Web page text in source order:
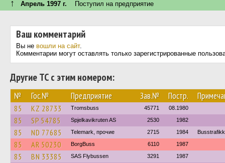
↑ Апрель 1997 г. Поступил на предприятие
Ваш комментарий
Вы не вошли на сайт.
Комментарии могут оставлять только зарегистрированные
Другие ТС с этим номером:
№ Гос.№ Предприятие Зав.№ Постр.
85 KZ 28733 Tromsbuss 45771 08.1980
85 SP 54785 Spjelkavikruten AS 2530 1982
85 ND 77685 Telemark, прочие 2715 1984
85 AR 50230 BorgBuss 6110 1987
85 BN 33385 SAS Flybussen 3291 1987